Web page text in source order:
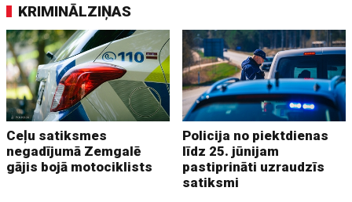
KRIMINĀLZIŅAS
Ceļu satiksmes
negadījumā Zemgalē
gājis bojā motociklists
Policija no piektdienas
līdz 25. jūnijam
pastiprināti uzraudzīs
satiksmi